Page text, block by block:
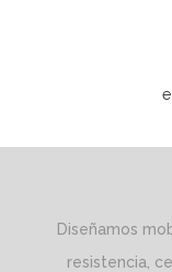
Diseñamos
resistencia,